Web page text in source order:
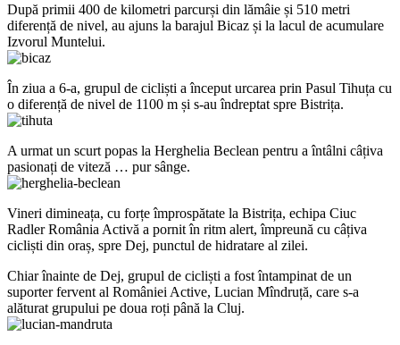
După primii 400 de kilometri parcurși din lămâie și 510 metri
diferență de nivel, au ajuns la barajul Bicaz și la lacul de acumulare
Izvorul Muntelui.
În ziua a 6-a, grupul de cicliști a început urcarea prin Pasul Tihuța cu
o diferență de nivel de 1100 m și s-au îndreptat spre Bistrița.
A urmat un scurt popas la Herghelia Beclean pentru a întâlni câțiva
pasionați de viteză … pur sânge.
Vineri dimineața, cu forțe împrospătate la Bistrița, echipa Ciuc
Radler România Activă a pornit în ritm alert, împreună cu câțiva
cicliști din oraș, spre Dej, punctul de hidratare al zilei.
Chiar înainte de Dej, grupul de cicliști a fost întampinat de un
suporter fervent al României Active, Lucian Mîndruță, care s-a
alăturat grupului pe doua roți până la Cluj.